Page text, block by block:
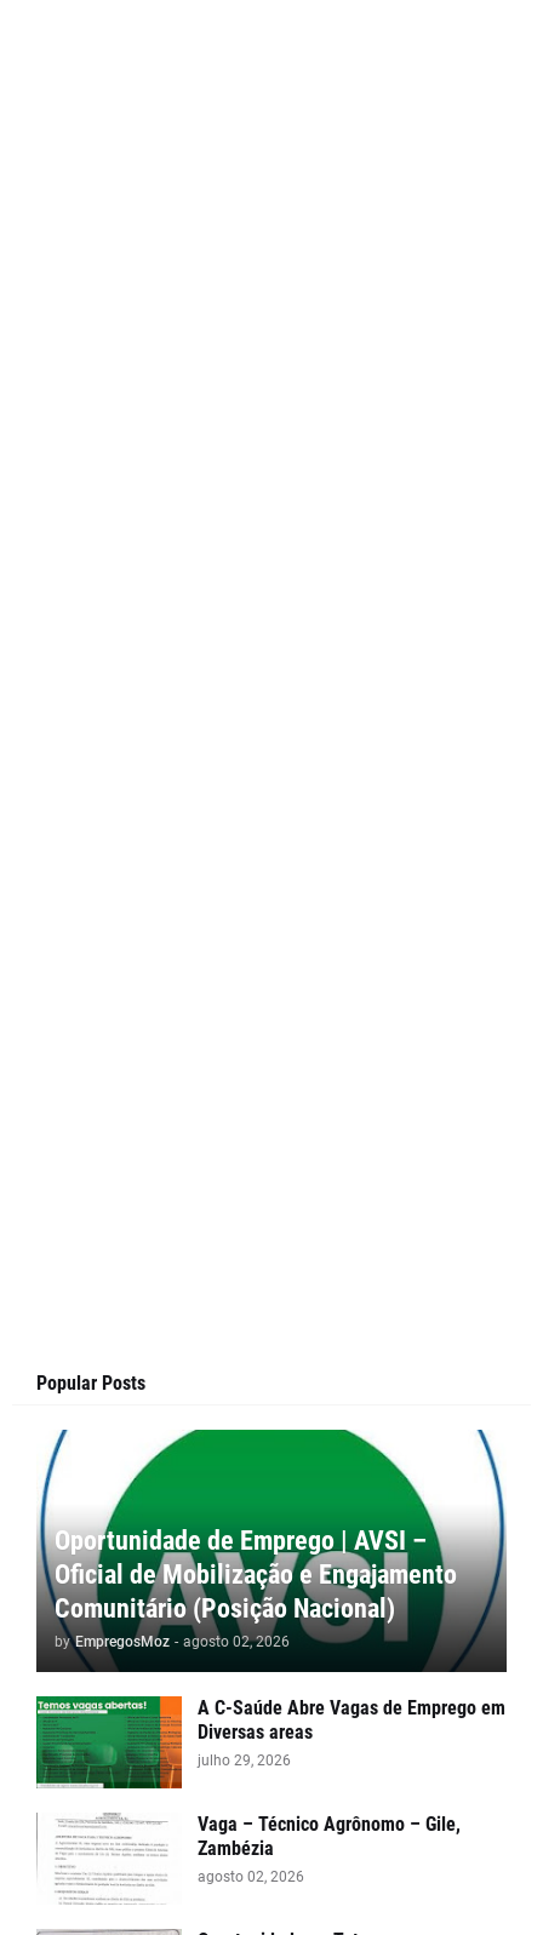
Popular Posts
Oportunidade de Emprego | AVSI –
Oficial de Mobilização e Engajamento
Comunitário (Posição Nacional)
by EmpregosMoz - agosto 02, 2026
A C-Saúde Abre Vagas de Emprego em
Diversas areas
julho 29, 2026
Vaga – Técnico Agrônomo – Gile,
Zambézia
agosto 02, 2026